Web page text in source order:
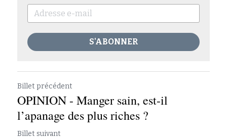
S'ABONNER
Billet précédent
OPINION - Manger sain, est-il
l’apanage des plus riches ?
Billet suivant